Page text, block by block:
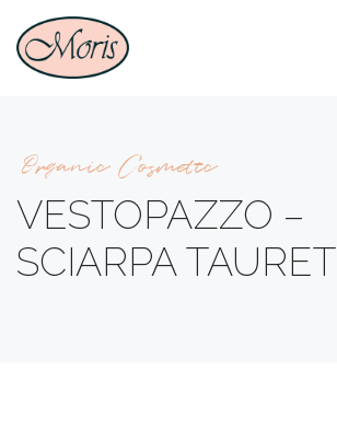
Organic Cosmetic
VESTOPAZZO –
SCIARPA TAURET